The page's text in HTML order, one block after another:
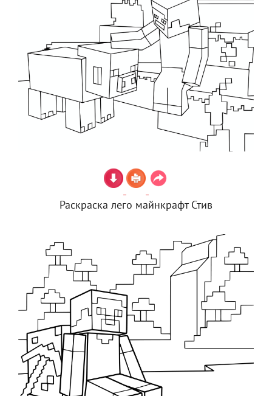
Раскраска лего майнкрафт Стив